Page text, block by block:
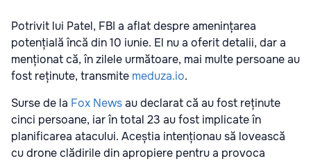
Potrivit lui Patel, FBI a aflat despre amenințarea
potențială încă din 10 iunie. El nu a oferit detalii, dar a
menționat că, în zilele următoare, mai multe persoane au
fost reținute, transmite meduza.io.
Surse de la Fox Newsau declarat că au fost reținute
cinci persoane, iar în total 23 au fost implicate în
planificarea atacului. Aceștia intenționau să lovească
cu drone clădirile din apropiere pentru a provoca